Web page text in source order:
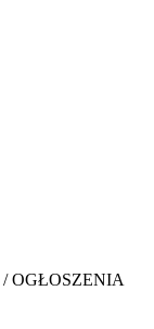
/ OGŁOSZENIA